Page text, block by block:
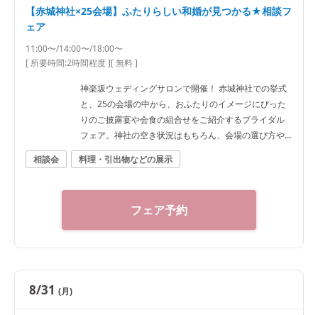
【赤城神社×25会場】ふたりらしい和婚が見つかる★相談フ
ェア
11:00〜/14:00〜/18:00〜
[ 所要時間:2時間程度][ 無料 ]
神楽坂ウェディングサロンで開催！ 赤城神社での挙式
と、25の会場の中から、おふたりのイメージにぴった
りのご披露宴や会食の組合せをご紹介するブライダル
フェア。神社の空き状況はもちろん、会場の選び方や
予算など、ご希望に合わせた“和”の結婚式をご提案いた
します。神社結婚式のプロに何でもご相談下さい！ ◆
0～20：00（火曜定休） 【アクセス】 JR線「飯田橋
駅」西口徒歩3分／東京メトロ東西線・有楽町線・南北
相談会 料理・引出物などの展示
フェア予約
8/31 (月)